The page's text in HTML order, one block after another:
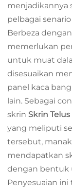
menjadikannya
pelbagai
Berbeza
memerlukan
untuk muat
disesuaikan
panel kaca
lain. Sebagai
skrin Skrin
yang meliputi
tersebut,
mendapatkan
dengan bentuk
Penyesuaian